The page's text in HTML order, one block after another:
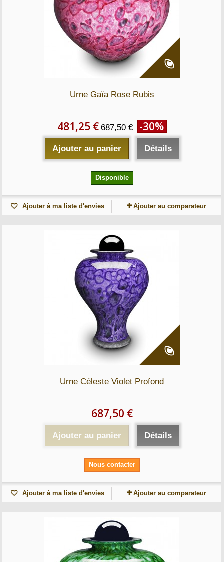
Urne Gaïa Rose Rubis
481,25 € 687,50 € -30%
Ajouter au panier Détails
Disponible
Ajouter à ma liste d'envies Ajouter au comparateur
Urne Céleste Violet Profond
687,50 €
Ajouter au panier Détails
Nous contacter
Ajouter à ma liste d'envies Ajouter au comparateur